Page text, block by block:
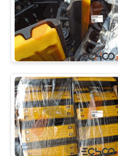
SITE
PRIVACY
POLICYPièces
bouteur